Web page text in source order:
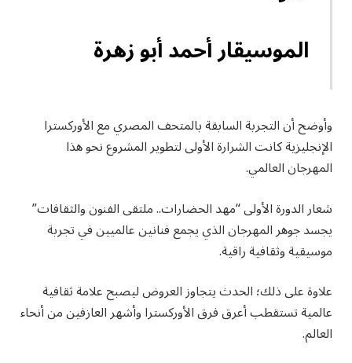
الموسيقار أحمد أبو زهرة
وأوضح أن التجربة السابقة بالمتحف المصري مع الأوركسترا
الإنجليزية كانت الشرارة الأولى لتطوير المشروع نحو هذا
المهرجان العالمي.
شعار الدورة الأولى “مهد الحضارات.. ملتقى الفنون والثقافات”
يجسد جوهر المهرجان الذي يجمع فنانين عالميين في تجربة
موسيقية وثقافية راقية.
علاوة على ذلك؛ الحدث يتجاوز العروض ليصبح علامة ثقافية
عالمية تستقطب أعرق فرق الأوركسترا وأشهر العازفين من أنحاء
العالم.